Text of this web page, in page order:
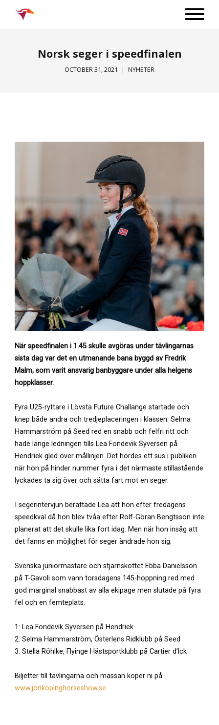
Norsk seger i speedfinalen
OCTOBER 31, 2021 NYHETER
När speedfinalen i 1.45 skulle avgöras under tävlingarnas
sista dag var det en utmanande bana byggd av Fredrik
Malm, som varit ansvarig banbyggare under alla helgens
hoppklasser.
Fyra U25-ryttare i Lövsta Future Challange startade och
knep både andra och tredjeplaceringen i klassen. Selma
Hammarström på Seed red en snabb och felfri ritt och
hade länge ledningen tills Lea Fondevik Syversen på
Hendriek gled över mållinjen. Det hördes ett sus i publiken
när hon på hinder nummer fyra i det närmaste stillastående
lyckades ta sig över och sätta fart mot en seger.
I segerintervjun berättade Lea att hon efter fredagens
speedkval då hon blev tvåa efter Rolf-Göran Bengtsson inte
planerat att det skulle lika fort idag. Men när hon insåg att
det fanns en möjlighet för seger ändrade hon sig.
Svenska juniormästare och stjärnskottet Ebba Danielsson
på T-Gavoli som vann torsdagens 145-hoppning red med
god marginal snabbast av alla ekipage men slutade på fyra
fel och en femteplats.
1: Lea Fondevik Syversen på Hendriek
2: Selma Hammarström, Österlens Ridklubb på Seed
3: Stella Röhlke, Flyinge Hästsportklubb på Cartier d’lck
Biljetter till tävlingarna och mässan köper ni på:
www.jonkopinghorseshow.se